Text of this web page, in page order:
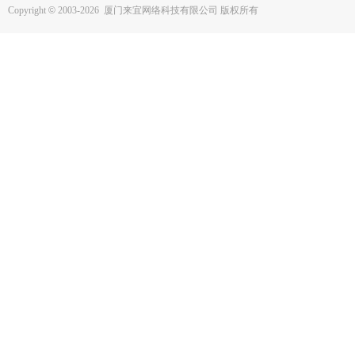
Copyright © 2003-2026 厦门来宜网络科技有限公司 版权所有